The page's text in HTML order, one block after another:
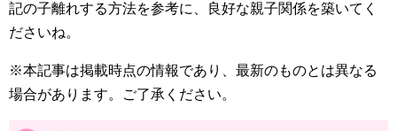
記の子離れする方法を参考に、良好な親子関係を築いてく
ださいね。
※本記事は掲載時点の情報であり、最新のものとは異なる
場合があります。ご了承ください。